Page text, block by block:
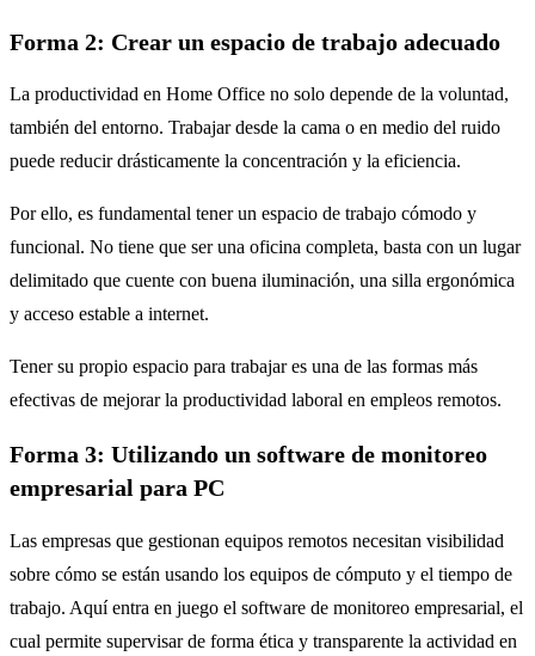
Forma 2: Crear un espacio de trabajo adecuado
La productividad en Home Office no solo depende de la voluntad,
también del entorno. Trabajar desde la cama o en medio del ruido
puede reducir drásticamente la concentración y la eficiencia.
Por ello, es fundamental tener un espacio de trabajo cómodo y
funcional. No tiene que ser una oficina completa, basta con un lugar
delimitado que cuente con buena iluminación, una silla ergonómica
y acceso estable a internet.
Tener su propio espacio para trabajar es una de las formas más
efectivas de mejorar la productividad laboral en empleos remotos.
Forma 3: Utilizando un software de monitoreo
empresarial para PC
Las empresas que gestionan equipos remotos necesitan visibilidad
sobre cómo se están usando los equipos de cómputo y el tiempo de
trabajo. Aquí entra en juego el software de monitoreo empresarial, el
cual permite supervisar de forma ética y transparente la actividad en